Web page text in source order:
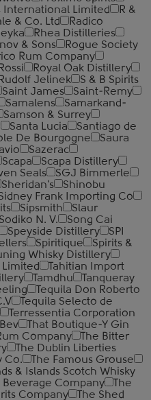
International Limited
R &
& Co. Ltd
Radico
Rhea Distilleries
& Sons
Rogue Society
Rum Company
Royal Oak Distillery
Rudolf Jelinek
S & B Spirits
Saint James
Saint-Remy
Samalens
Samarkand-
Samson & Surrey
Santa Lucia
Santiago de
De Bourgogne
Saura
Sazerac
Scapa
Scapa Distillery
Seals
SGJ Bimmerle
Sheridan's
Shinobu
Frank Importing Co
Sipsmith
Slaur
Sodiko N. V.
Song Cai
Speyside Distillery
SPI
Spiritique
Spirits &
Whisky Distillery
Tahitian Import
Tamdhu
Tanqueray
Tequila Don Roberto
Tequila Selecto de
Terressentia Corporation
That Boutique-Y Gin
Company
The Bitter
The Dublin Liberties
Co.
The Famous Grouse
& Islands Scotch Whisky
Beverage Company
The
Company
The Shed